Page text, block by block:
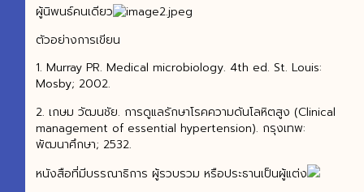
ผู้นิพนธ์คนเดียว
ตัวอย่างการเขียน
1. Murray PR. Medical microbiology. 4th ed. St. Louis:
Mosby; 2002.
2. เกษม วัฒนชัย. การดูแลรักษาโรคความดันโลหิตสูง (Clinical
management of essential hypertension). กรุงเทพ:
พัฒนาศึกษา; 2532.
หนังสือที่มีบรรณาธิการ ผู้รวบรวม หรือประธานเป็นผู้แต่ง